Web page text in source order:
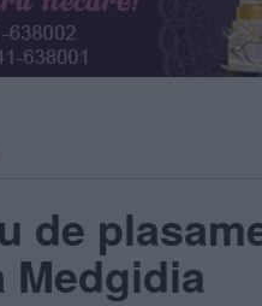
de
Medgidia